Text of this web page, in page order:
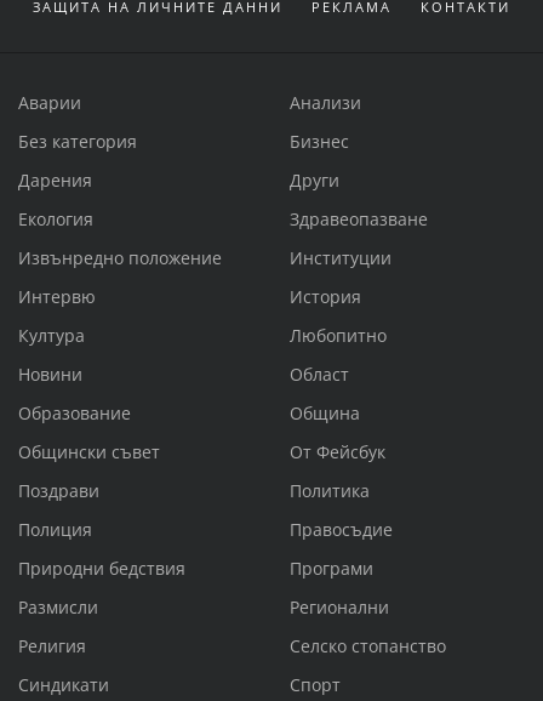
ЗАЩИТА НА ЛИЧНИТЕ ДАННИ РЕКЛАМА КОНТАКТИ
Аварии
Анализи
Без категория
Бизнес
Дарения
Други
Екология
Здравеопазване
Извънредно положение
Институции
Интервю
История
Култура
Любопитно
Новини
Област
Образование
Община
Общински съвет
От Фейсбук
Поздрави
Политика
Полиция
Правосъдие
Природни бедствия
Програми
Размисли
Регионални
Религия
Селско стопанство
Синдикати
Спорт